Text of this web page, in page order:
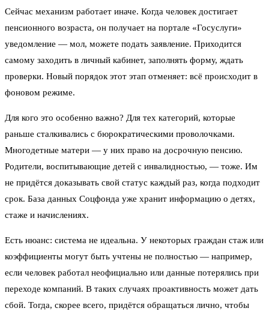
Сейчас механизм работает иначе. Когда человек достигает
пенсионного возраста, он получает на портале «Госуслуги»
уведомление — мол, можете подать заявление. Приходится
самому заходить в личный кабинет, заполнять форму, ждать
проверки. Новый порядок этот этап отменяет: всё происходит в
фоновом режиме.
Для кого это особенно важно? Для тех категорий, которые
раньше сталкивались с бюрократическими проволочками.
Многодетные матери — у них право на досрочную пенсию.
Родители, воспитывающие детей с инвалидностью, — тоже. Им
не придётся доказывать свой статус каждый раз, когда подходит
срок. База данных Соцфонда уже хранит информацию о детях,
стаже и начислениях.
Есть нюанс: система не идеальна. У некоторых граждан стаж или
коэффициенты могут быть учтены не полностью — например,
если человек работал неофициально или данные потерялись при
переходе компаний. В таких случаях проактивность может дать
сбой. Тогда, скорее всего, придётся обращаться лично, чтобы